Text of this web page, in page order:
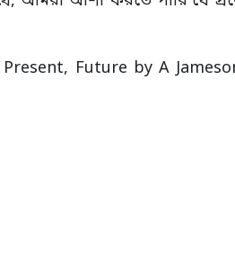
Present, Future by A